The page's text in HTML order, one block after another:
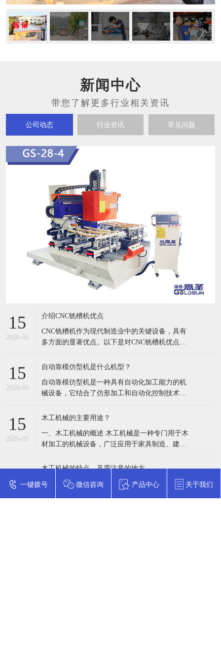
新闻中心
公司动态 行业资讯 常见问题
15
2026-05
介绍CNC铣槽机优点
CNC铣槽机作为现代制造业中的关键设备，具有
多方面的显著优点。以下是对CNC铣槽机优点的
通过计算机程序控制，能够实现非常高的加工精
了产品质量的稳定性和一致性，特别适用于需要
精密加工的领域，如航空航天
15
2026-05
自动靠模仿型机是什么机型？
自动靠模仿型机是一种具有自动化加工能力的机
械设备，它结合了仿形加工和自动化控制技术，
对自动靠模仿型机的详细介绍： 一、工作原理 自
机械、气动或液压等传动装置，驱动加工刀具或
磨具沿着仿形靠模的轮廓进行运动，
15
2026-05
木工机械的主要用途？
一、木工机械的概述 木工机械是一种专门用于木
材加工的机械设备，广泛应用于家具制造、建筑
作用是用来加工木材，使其变成符合规格要求的
机械种类繁多，常见的有木材刨床、木材铣床、
木材钻床、木材锯床等。这些木工机械在不同领
15
2026-05
木工机械的特点，及需注意的地方
一、木工机械加工时存在的四个突出特点: 木工机
一键拨号 微信咨询 产品中心 关于我们